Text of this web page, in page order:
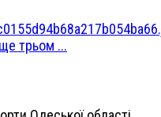
трьом ...